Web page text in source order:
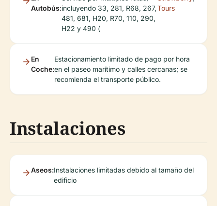
Autobús:incluyendo 33, 281, R68, 267,
481, 681, H20, R70, 110, 290,
H22 y 490 (
Tours
En
Coche:
Estacionamiento limitado de pago por hora
en el paseo marítimo y calles cercanas; se
recomienda el transporte público.
Instalaciones
Aseos:Instalaciones limitadas debido al tamaño del
edificio